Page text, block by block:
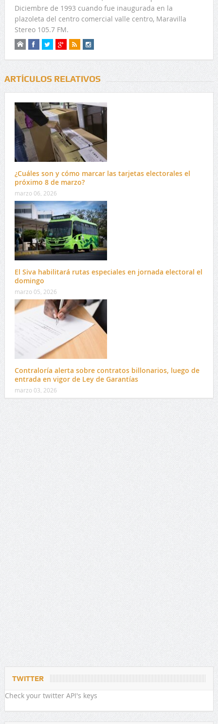
Diciembre de 1993 cuando fue inaugurada en la
plazoleta del centro comercial valle centro, Maravilla
Stereo 105.7 FM.
ARTÍCULOS RELATIVOS
¿Cuáles son y cómo marcar las tarjetas electorales el
próximo 8 de marzo?
marzo 06, 2026
El Siva habilitará rutas especiales en jornada electoral el
domingo
marzo 05, 2026
Contraloría alerta sobre contratos billonarios, luego de
entrada en vigor de Ley de Garantías
marzo 03, 2026
TWITTER
Check your twitter API's keys